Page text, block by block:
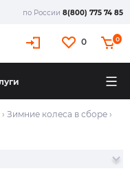
по России 8(800) 775 74 85
0 0
› Зимние колеса в сборе ›